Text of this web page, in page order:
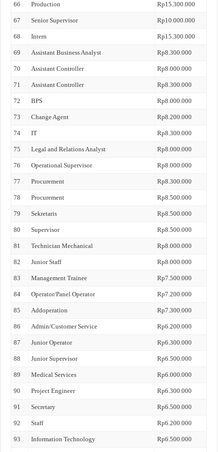
66 Production Rp15.300.000
67 Senior Supervisor Rp10.000.000
68 Intern Rp15.300.000
69 Assistant Business Analyst Rp8.300.000
70 Assistant Controller Rp8.000.000
71 Assistant Controller Rp8.300.000
72 BPS Rp8.000.000
73 Change Agent Rp8.200.000
74 IT Rp8.300.000
75 Legal and Relations Analyst Rp8.000.000
76 Operational Supervisor Rp8.000.000
77 Procurement Rp8.300.000
78 Procurement Rp8.500.000
79 Sekretaris Rp8.500.000
80 Supervisor Rp8.500.000
81 Technician Mechanical Rp8.000.000
82 Junior Staff Rp8.000.000
83 Management Trainee Rp7.500.000
84 Operator/Panel Operator Rp7.200.000
85 Addoperation Rp7.300.000
86 Admin/Customer Service Rp6.200.000
87 Junior Operator Rp6.300.000
88 Junior Supervisor Rp6.500.000
89 Medical Services Rp6.000.000
90 Project Engineer Rp6.300.000
91 Secretary Rp6.500.000
92 Staff Rp6.200.000
93 Information Technology Rp6.500.000